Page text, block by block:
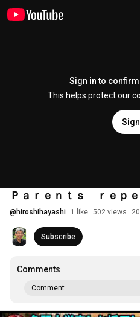
Sign in to confirm
This helps protect our
Ｐａｒｅｎｔｓ ｒｅｐ
@ hiroshihayashi 1 like 502 views
Subscribe
Comments
Comment...